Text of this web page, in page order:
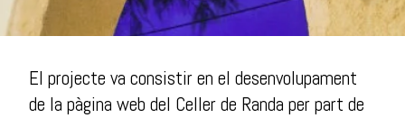
El projecte va consistir en el desenvolupament
de la pàgina web del Celler de Randa per part de